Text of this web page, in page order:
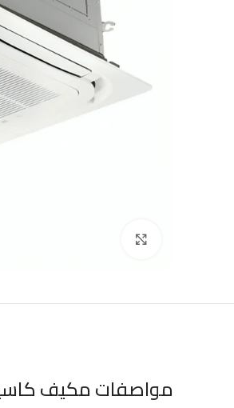
مواصفات مكيف كاسيت جري – 24000 وحدة –